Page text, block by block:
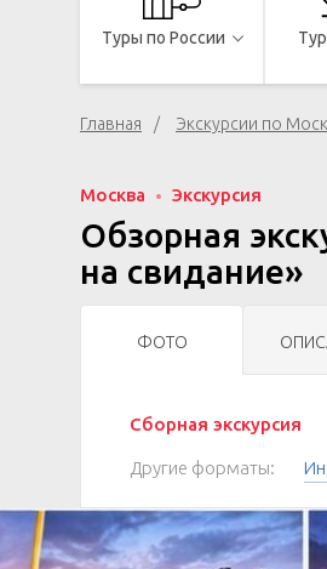
Туры по России
Главная Экскурсии по
Москва Экскурсия
Обзорная
на свидание»
ФОТО
Сборная экскурсия
Другие форматы: